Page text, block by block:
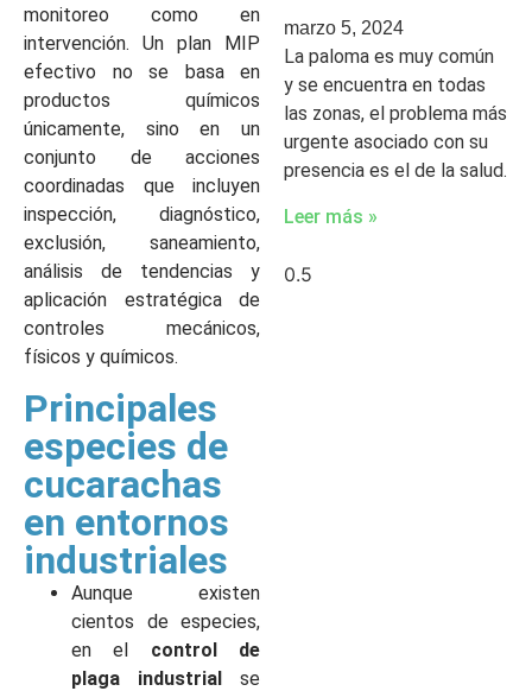
monitoreo como en
intervención. Un plan MIP
efectivo no se basa en
productos químicos
únicamente, sino en un
conjunto de acciones
coordinadas que incluyen
inspección, diagnóstico,
exclusión, saneamiento,
análisis de tendencias y
aplicación estratégica de
controles mecánicos,
físicos y químicos.
Principales
especies de
cucarachas
en entornos
industriales
Aunque existen
cientos de especies,
en el control de
plaga industrial se
marzo 5, 2024
La paloma es muy común
y se encuentra en todas
las zonas, el problema más
urgente asociado con su
presencia es el de la salud.
Leer más »